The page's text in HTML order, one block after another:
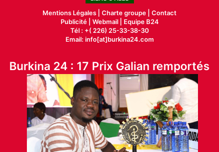
Mentions Légales | Charte groupe | Contact
Publicité| Webmail |
Equipe B24
Tél : +( 226) 25-33-38-30
Email: info[at]burkina24.com
Burkina 24 : 17 Prix Galian remportés